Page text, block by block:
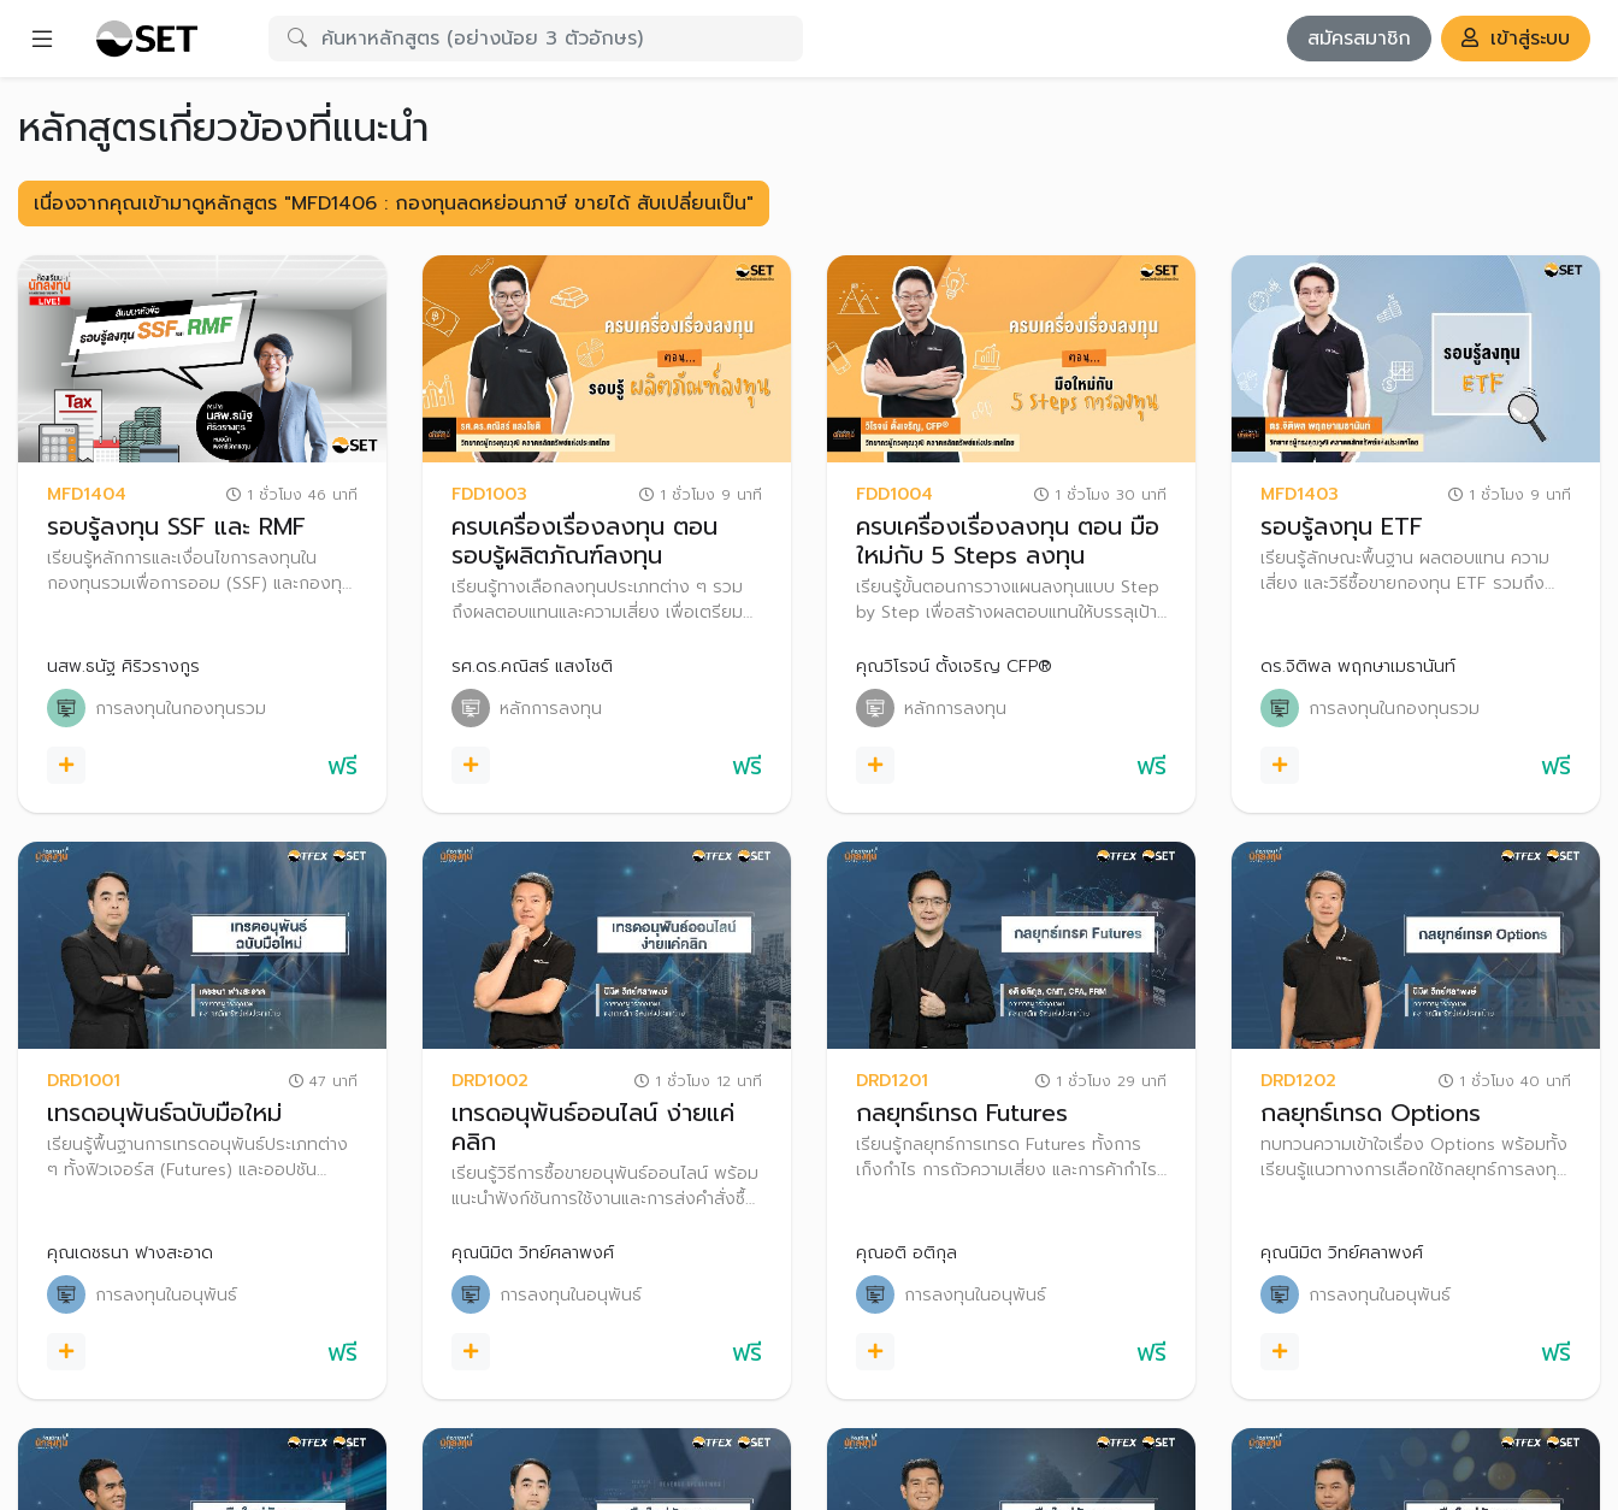
สมัครสมาชิก เข้าสู่ระบบ
หลักสูตรเกี่ยวข้องที่แนะนำ
เนื่องจากคุณเข้ามาดูหลักสูตร "MFD1406 : กองทุนลดหย่อนภาษี ขายได้ สับเปลี่ยนเป็น"
MFD1404 1 ชั่วโมง 46 นาที
รอบรู้ลงทุน SSF และ RMF
เรียนรู้หลักการและเงื่อนไขการลงทุนใน
กองทุนรวมเพื่อการออม (SSF) และกองทุน
ได้ด้วยตนเอง
นสพ.ธนัฐ ศิริวรางกูร
การลงทุนในกองทุนรวม
ฟรี
FDD1003 1 ชั่วโมง 9 นาที
ครบเครื่องเรื่องลงทุน ตอน
รอบรู้ผลิตภัณฑ์ลงทุน
เรียนรู้ทางเลือกลงทุนประเภทต่าง ๆ รวม
ถึงผลตอบแทนและความเสี่ยง เพื่อเตรียม
มั่นใจ
รศ.ดร.คณิสร์ แสงโชติ
หลักการลงทุน
ฟรี
FDD1004 1 ชั่วโมง 30 นาที
ครบเครื่องเรื่องลงทุน ตอน มือ
ใหม่กับ 5 Steps ลงทุน
เรียนรู้ขั้นตอนการวางแผนลงทุนแบบ Step
by Step เพื่อสร้างผลตอบแทนให้บรรลุเป้า
คุณวิโรจน์ ตั้งเจริญ CFP®
หลักการลงทุน
ฟรี
MFD1403 1 ชั่วโมง 9 นาที
รอบรู้ลงทุน ETF
เรียนรู้ลักษณะพื้นฐาน ผลตอบแทน ความ
เสี่ยง และวิธีซื้อขายกองทุน ETF รวมถึง
ลงทุนในกองทุนที่เหมาะสมกับตนเองได้
ดร.จิติพล พฤกษาเมธานันท์
การลงทุนในกองทุนรวม
ฟรี
DRD1001 47 นาที
เทรดอนุพันธ์ฉบับมือใหม่
เรียนรู้พื้นฐานการเทรดอนุพันธ์ประเภทต่าง
ๆ ทั้งฟิวเจอร์ส (Futures) และออปชัน
ตลาดขาขึ้นและขาลง
คุณเดชธนา ฟางสะอาด
การลงทุนในอนุพันธ์
ฟรี
DRD1002 1 ชั่วโมง 12 นาที
เทรดอนุพันธ์ออนไลน์ ง่ายแค่
คลิก
เรียนรู้วิธีการซื้อขายอนุพันธ์ออนไลน์ พร้อม
แนะนำฟังก์ชันการใช้งานและการส่งคำสั่งซื้อ
Streaming
คุณนิมิต วิทย์ศลาพงศ์
การลงทุนในอนุพันธ์
ฟรี
DRD1201 1 ชั่วโมง 29 นาที
กลยุทธ์เทรด Futures
เรียนรู้กลยุทธ์การเทรด Futures ทั้งการ
เก็งกําไร การถัวความเสี่ยง และการค้ากําไร
คุณอติ อติกุล
การลงทุนในอนุพันธ์
ฟรี
DRD1202 1 ชั่วโมง 40 นาที
กลยุทธ์เทรด Options
ทบทวนความเข้าใจเรื่อง Options พร้อมทั้ง
เรียนรู้แนวทางการเลือกใช้กลยุทธ์การลงทุน
Options
คุณนิมิต วิทย์ศลาพงศ์
การลงทุนในอนุพันธ์
ฟรี